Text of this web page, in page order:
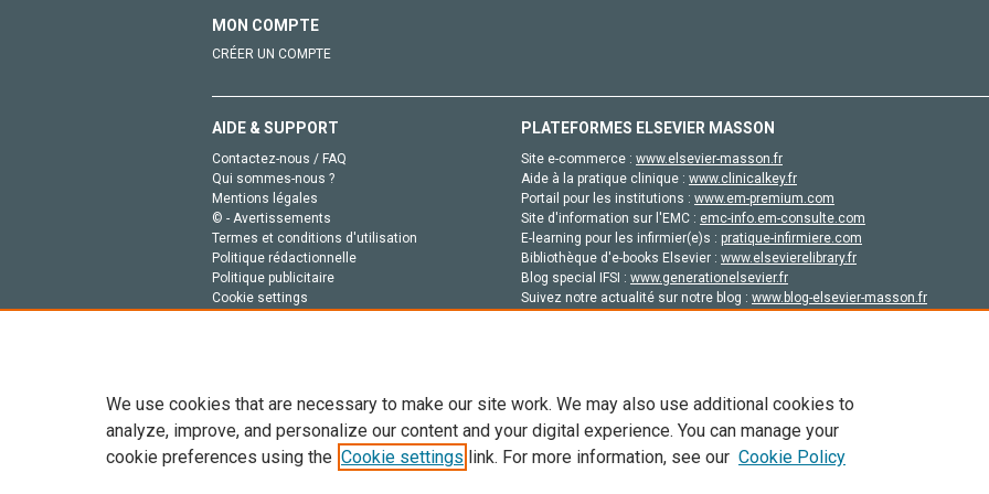
MON COMPTE
CRÉER UN COMPTE
AIDE & SUPPORT
Contactez-nous / FAQ
Qui sommes-nous ?
Mentions légales
© - Avertissements
Termes et conditions d'utilisation
Politique rédactionnelle
Politique publicitaire
Cookie settings
PLATEFORMES ELSEVIER MASSON
Site e-commerce : www.elsevier-masson.fr
Aide à la pratique clinique : www.clinicalkey.fr
Portail pour les institutions : www.em-premium.com
Site d'information sur l'EMC : emc-info.em-consulte.com
E-learning pour les infirmier(e)s : pratique-infirmiere.com
Bibliothèque d'e-books Elsevier : www.elsevierelibrary.fr
Blog special IFSI : www.generationelsevier.fr
Suivez notre actualité sur notre blog : www.blog-elsevier-masson.fr
Tout le contenu de ce site: Copyright © 2026 Elsevier, ses concédants de licence et ses contributeurs. Tout les droits sont réservés,
de données, a la formation en IA et aux technologies similaires. Pour tout contenu en libre accès, les conditions de licence
We use cookies that are necessary to make our site work. We may also use additional cookies to
analyze, improve, and personalize our content and your digital experience. You can manage your
cookie preferences using the Cookie settings link. For more information, see our Cookie Policy